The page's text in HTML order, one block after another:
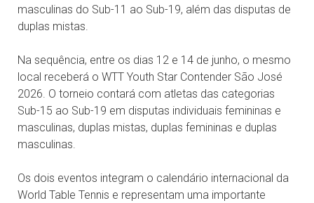
masculinas do Sub-11 ao Sub-19, além das disputas de
duplas mistas.
Na sequência, entre os dias 12 e 14 de junho, o mesmo
local receberá o WTT Youth Star Contender São José
2026. O torneio contará com atletas das categorias
Sub-15 ao Sub-19 em disputas individuais femininas e
masculinas, duplas mistas, duplas femininas e duplas
masculinas.
Os dois eventos integram o calendário internacional da
World Table Tennis e representam uma importante